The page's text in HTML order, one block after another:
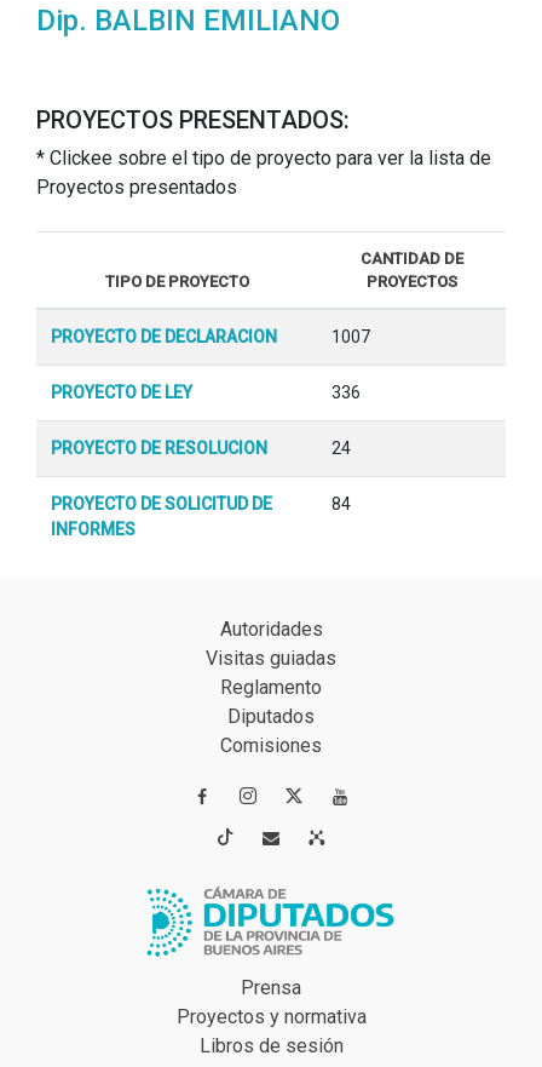
Dip. BALBIN EMILIANO
PROYECTOS PRESENTADOS:
* Clickee sobre el tipo de proyecto para ver la lista de
Proyectos presentados
TIPO DE PROYECTO
CANTIDAD DE
PROYECTOS
PROYECTO DE DECLARACION 1007
PROYECTO DE LEY 336
PROYECTO DE RESOLUCION 24
PROYECTO DE SOLICITUD DE
INFORMES
84
Autoridades
Visitas guiadas
Reglamento
Diputados
Comisiones
 
 
Prensa
Proyectos y normativa
Libros de sesión